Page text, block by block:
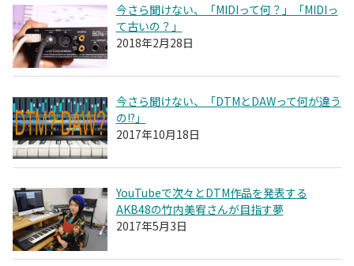
今さら聞けない、「MIDIって何？」「MIDIっ
て古いの？」
2018年2月28日
今さら聞けない、「DTMとDAWって何が違う
の!?」
2017年10月18日
YouTubeで次々とDTM作品を発表する
AKB48の竹内美宥さんが目指す夢
2017年5月3日